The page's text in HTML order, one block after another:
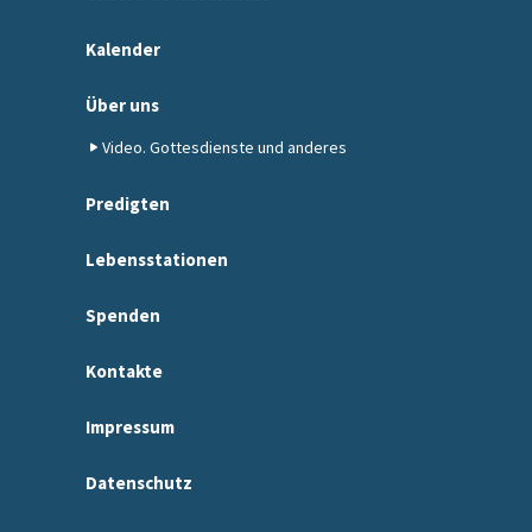
Kalender
Über uns
Video. Gottesdienste und anderes
Predigten
Lebensstationen
Spenden
Kontakte
Impressum
Datenschutz